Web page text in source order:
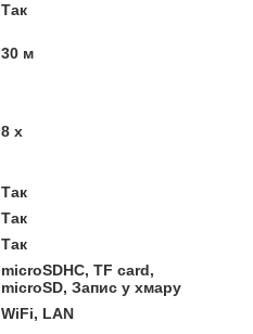
Так
30 м
8 х
Так
Так
Так
microSDHC, TF card,
microSD, Запис у хмару
WiFi, LAN